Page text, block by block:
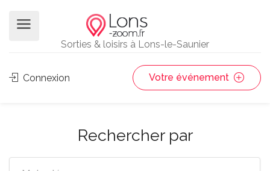
Sorties & loisirs à Lons-le-Saunier
Connexion Votre événement
Rechercher par